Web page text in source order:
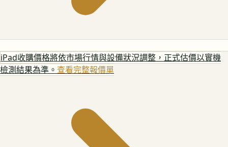
iPad收購價格將依市場行情與設備狀況調整，正式估價以實機
檢測結果為準。 查看完整報價單